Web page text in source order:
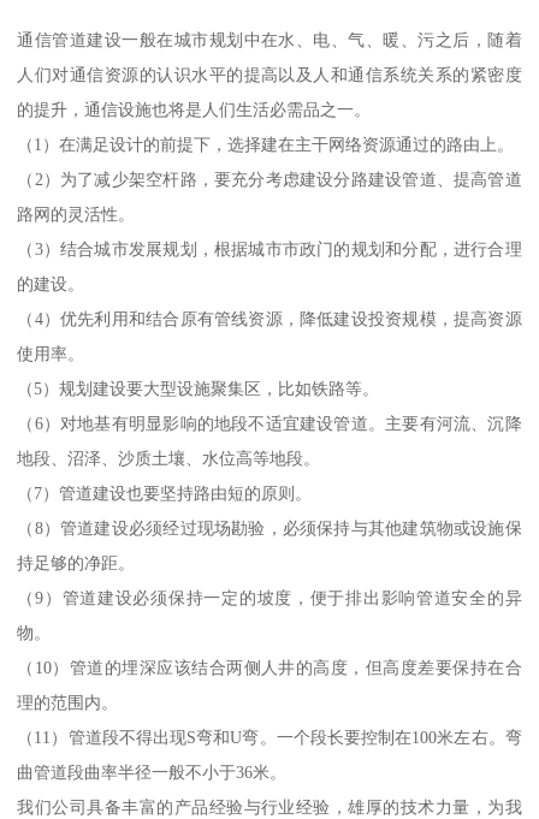
通信管道建设一般在城市规划中在水、电、气、暖、污之后，随着
人们对通信资源的认识水平的提高以及人和通信系统关系的紧密度
的提升，通信设施也将是人们生活必需品之一。
（1）在满足设计的前提下，选择建在主干网络资源通过的路由上。
（2）为了减少架空杆路，要充分考虑建设分路建设管道、提高管道
路网的灵活性。
（3）结合城市发展规划，根据城市市政门的规划和分配，进行合理
的建设。
（4）优先利用和结合原有管线资源，降低建设投资规模，提高资源
使用率。
（5）规划建设要大型设施聚集区，比如铁路等。
（6）对地基有明显影响的地段不适宜建设管道。主要有河流、沉降
地段、沼泽、沙质土壤、水位高等地段。
（7）管道建设也要坚持路由短的原则。
（8）管道建设必须经过现场勘验，必须保持与其他建筑物或设施保
持足够的净距。
（9）管道建设必须保持一定的坡度，便于排出影响管道安全的异
物。
（10）管道的埋深应该结合两侧人井的高度，但高度差要保持在合
理的范围内。
（11）管道段不得出现S弯和U弯。一个段长要控制在100米左右。弯
曲管道段曲率半径一般不小于36米。
我们公司具备丰富的产品经验与行业经验，雄厚的技术力量，为我